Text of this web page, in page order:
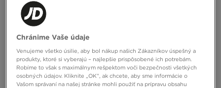
SUPPLY&DEMAND SÚPRAVA
MIKINA&NOHAVICE KENZOR
65,00 €
44,00 € – najnižšia cena
Chránime Vaše údaje
Venujeme všetko úsilie, aby bol nákup našich Zákazníkov úspešný a
produkty, ktoré si vyberajú – najlepšie prispôsobené ich potrebám.
Robíme to však s maximálnym rešpektom voči bezpečnosti všetkých
osobných údajov. Kliknite „OK”, ak chcete, aby sme informácie o
Vašom správaní na našej stránke mohli použiť na prípravu obsahu